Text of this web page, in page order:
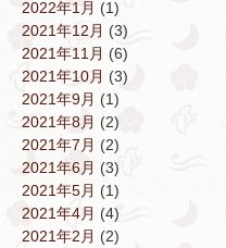
2022年1月 (1)
2021年12月 (3)
2021年11月 (6)
2021年10月 (3)
2021年9月 (1)
2021年8月 (2)
2021年7月 (2)
2021年6月 (3)
2021年5月 (1)
2021年4月 (4)
2021年2月 (2)